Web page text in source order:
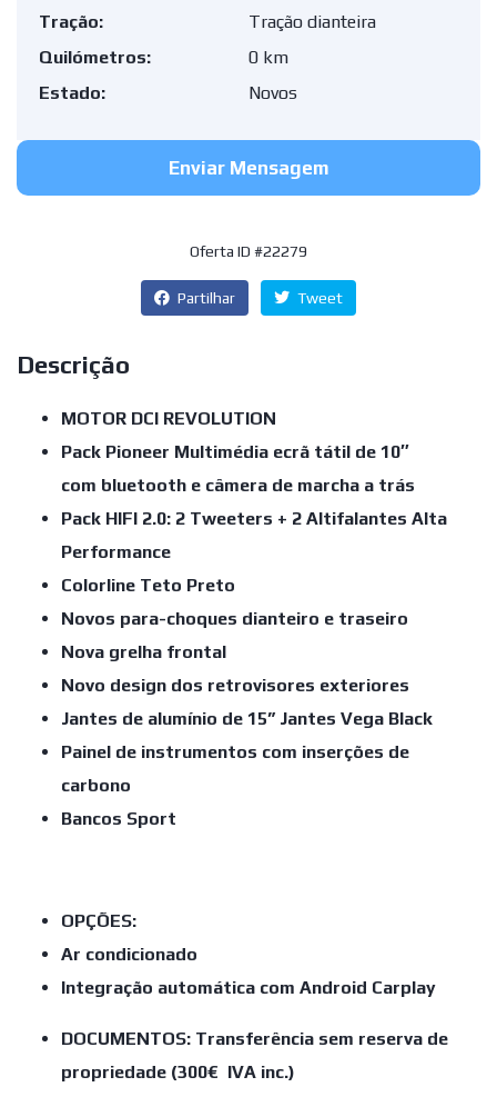
Tração:
Tração dianteira
Quilómetros:
0 km
Estado:
Novos
Enviar Mensagem
Oferta ID #22279
Partilhar Tweet
Descrição
MOTOR DCI REVOLUTION
Pack Pioneer Multimédia ecrã tátil de 10″
com bluetooth e câmera de marcha a trás
Pack HIFI 2.0: 2 Tweeters + 2 Altifalantes Alta
Performance
Colorline Teto Preto
Novos para-choques dianteiro e traseiro
Nova grelha frontal
Novo design dos retrovisores exteriores
Jantes de alumínio de 15” Jantes Vega Black
Painel de instrumentos com inserções de
carbono
Bancos Sport
OPÇÕES:
Ar condicionado
Integração automática com Android Carplay
DOCUMENTOS: Transferência sem reserva de
propriedade (300€ IVA inc.)